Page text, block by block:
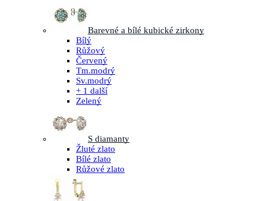
Barevné a bílé kubické zirkony
Bílý
Růžový
Červený
Tm.modrý
Sv.modrý
+ 1 další
Zelený
S diamanty
Žluté zlato
Bílé zlato
Růžové zlato